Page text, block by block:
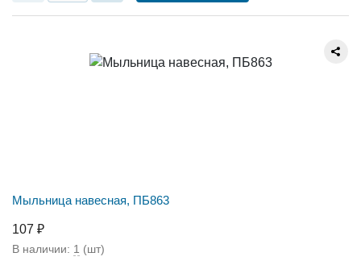
Мыльница навесная, ПБ863
107 ₽
В наличии: 1 (шт)